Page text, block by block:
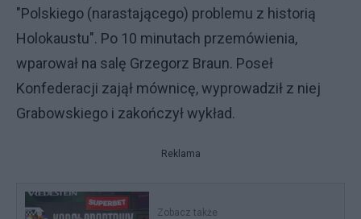
"Polskiego (narastającego) problemu z historią
Holokaustu". Po 10 minutach przemówienia,
wparował na salę Grzegorz Braun. Poseł
Konfederacji zajął mównicę, wyprowadził z niej
Grabowskiego i zakończył wykład.
Reklama
Zobacz także